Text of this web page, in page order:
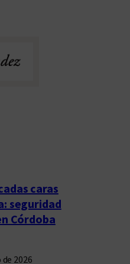
caras
seguridad
Córdoba
2026